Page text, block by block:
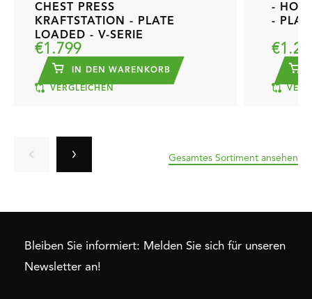
VERGLEICHEN
CHEST PRESS
KRAFTSTATION - PLATE
LOADED - V-SERIE
€1.799
IN DEN WARENKORB
-
-
Gesamtes Sortiment ansehen
Bleiben Sie informiert: Melden Sie sich für unseren
Newsletter an!